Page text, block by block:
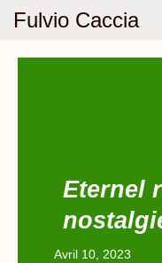
Fulvio Caccia
Eternel
Avril 10, 2023